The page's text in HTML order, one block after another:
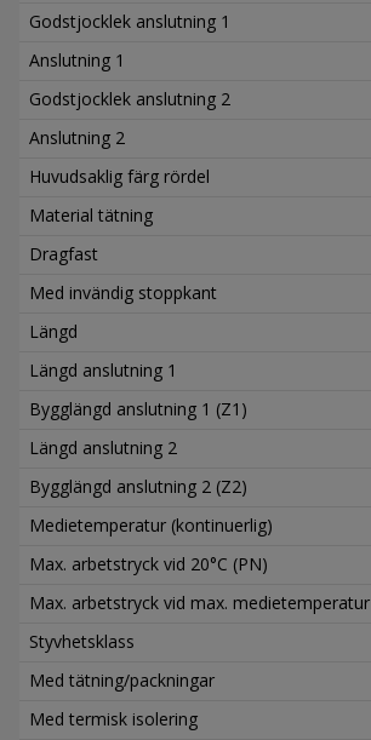
Godstjocklek anslutning 1
Anslutning 1
Godstjocklek anslutning 2
Anslutning 2
Huvudsaklig färg rördel
Material tätning
Dragfast
Med invändig stoppkant
Längd
Längd anslutning 1
Bygglängd anslutning 1 (Z1)
Längd anslutning 2
Bygglängd anslutning 2 (Z2)
Medietemperatur (kontinuerlig)
Max. arbetstryck vid 20°C (PN)
Max. arbetstryck vid max. medietemperatur
Styvhetsklass
Med tätning/packningar
Med termisk isolering